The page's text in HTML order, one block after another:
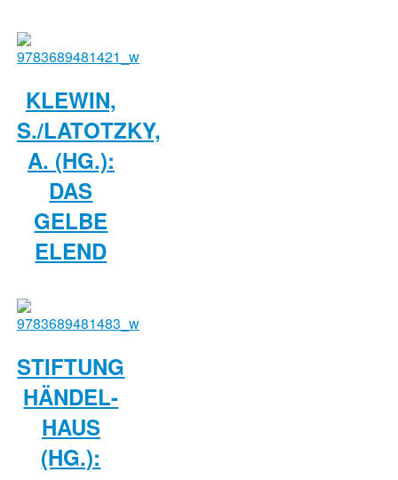
KLEWIN,
S./LATOTZKY,
A. (HG.):
DAS
GELBE
ELEND
STIFTUNG
HÄNDEL-
HAUS
(HG.):